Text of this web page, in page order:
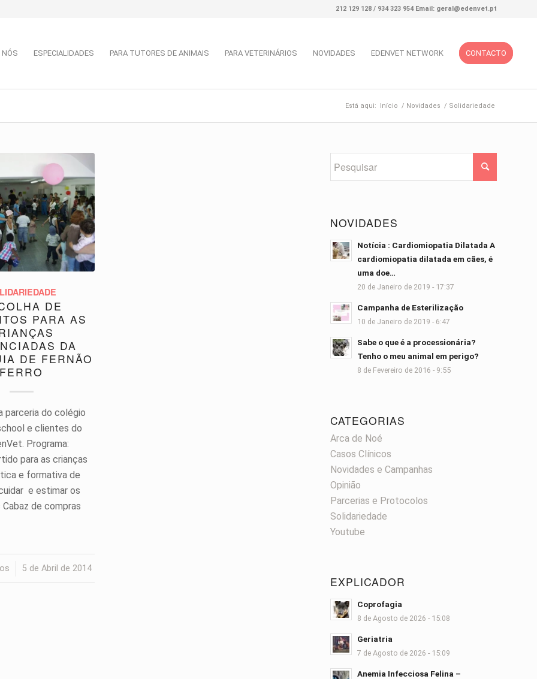
212 129 128 / 934 323 954 Email: geral@edenvet.pt
NÓS ESPECIALIDADES PARA TUTORES DE ANIMAIS PARA VETERINÁRIOS NOVIDADES EDENVET NETWORK CONTACTO
Está aqui: Início / Novidades / Solidariedade
DE
PARA AS
DA
DE FERNÃO
FERRO
parceria do colégio
e clientes do
Programa:
para as crianças
e formativa de
e estimar os
Cabaz de compras
5 de Abril de 2014
NOVIDADES
Notícia : Cardiomiopatia Dilatada A
cardiomiopatia dilatada em cães, é
uma doe…
20 de Janeiro de 2019 - 17:37
Campanha de Esterilização
10 de Janeiro de 2019 - 6:47
Sabe o que é a processionária?
Tenho o meu animal em perigo?
8 de Fevereiro de 2016 - 9:55
CATEGORIAS
Arca de Noé
Casos Clínicos
Novidades e Campanhas
Opinião
Parcerias e Protocolos
Solidariedade
Youtube
EXPLICADOR
Coprofagia
8 de Agosto de 2026 - 15:08
Geriatria
7 de Agosto de 2026 - 15:09
Anemia Infecciosa Felina –